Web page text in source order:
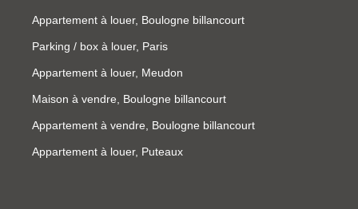
Appartement à louer, Boulogne billancourt
Parking / box à louer, Paris
Appartement à louer, Meudon
Maison à vendre, Boulogne billancourt
Appartement à vendre, Boulogne billancourt
Appartement à louer, Puteaux